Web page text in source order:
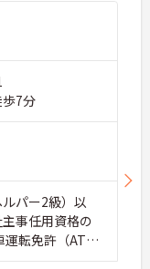
7分
パー2級）以
事任用資格の
転免許（AT限